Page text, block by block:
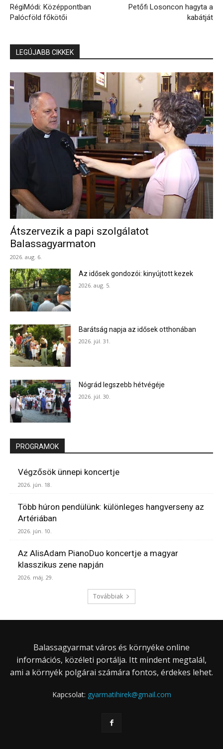
RégiMódi: Középpontban
Palócföld főkötői
Petőfi Losoncon hagyta a
kabátját
LEGÚJABB CIKKEK
Átszervezik a papi szolgálatot
Balassagyarmaton
2026. aug. 6.
Az idősek gondozói: kinyújtott kezek
2026. aug. 5.
Barátság napja az idősek otthonában
2026. júl. 31.
Nógrád legszebb hétvégéje
2026. júl. 30.
PROGRAMOK
Végzősök ünnepi koncertje
2026. jún. 18.
Több húron pendülünk: különleges hangverseny az
Artériában
2026. jún. 10.
Az AlisAdam PianoDuo koncertje a magyar
klasszikus zene napján
2026. máj. 29.
Továbbiak
Balassagyarmat város és környéke online
információs, közéleti portálja. Itt mindent megtalál,
ami a környék polgárai számára fontos, érdekes lehet.
Kapcsolat: gyarmatihirek@gmail.com